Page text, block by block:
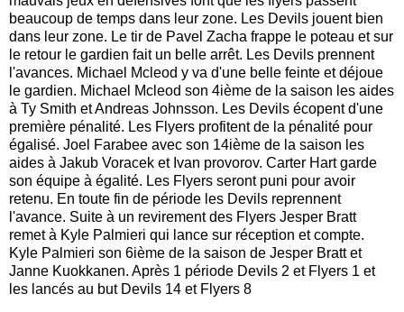
beaucoup de temps dans leur zone. Les Devils jouent bien
dans leur zone. Le tir de Pavel Zacha frappe le poteau et sur
le retour le gardien fait un belle arrêt. Les Devils prennent
l'avances. Michael Mcleod y va d'une belle feinte et déjoue
le gardien. Michael Mcleod son 4ième de la saison les aides
à Ty Smith et Andreas Johnsson. Les Devils écopent d'une
première pénalité. Les Flyers profitent de la pénalité pour
égalisé. Joel Farabee avec son 14ième de la saison les
aides à Jakub Voracek et Ivan provorov. Carter Hart garde
son équipe à égalité. Les Flyers seront puni pour avoir
retenu. En toute fin de période les Devils reprennent
l'avance. Suite à un revirement des Flyers Jesper Bratt
remet à Kyle Palmieri qui lance sur réception et compte.
Kyle Palmieri son 6ième de la saison de Jesper Bratt et
Janne Kuokkanen. Après 1 période Devils 2 et Flyers 1 et
les lancés au but Devils 14 et Flyers 8